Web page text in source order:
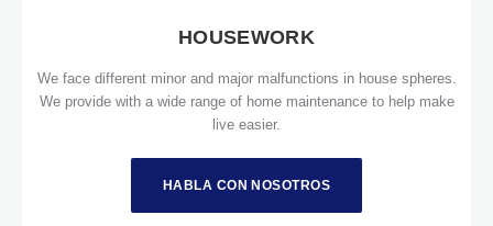
HOUSEWORK
We face different minor and major malfunctions in house spheres.
We provide with a wide range of home maintenance to help make
live easier.
HABLA CON NOSOTROS